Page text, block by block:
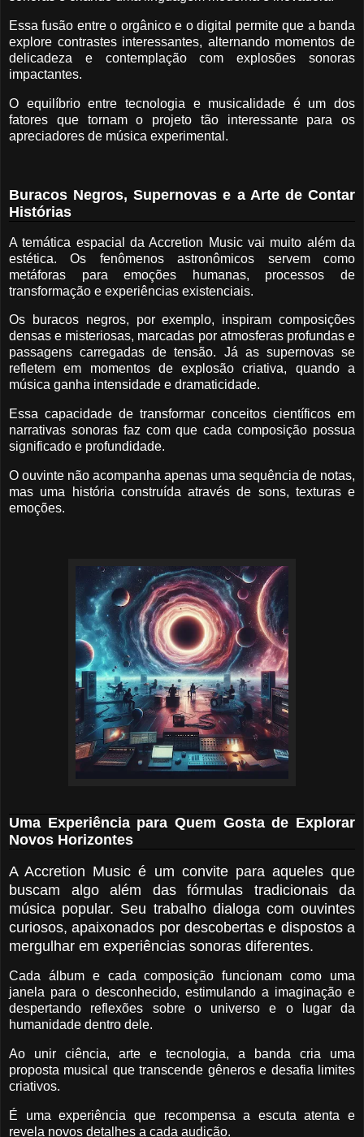
Essa fusão entre o orgânico e o digital permite que a banda
explore contrastes interessantes, alternando momentos de
delicadeza e contemplação com explosões sonoras
impactantes.
O equilíbrio entre tecnologia e musicalidade é um dos
fatores que tornam o projeto tão interessante para os
apreciadores de música experimental.
Buracos Negros, Supernovas e a Arte de Contar
Histórias
A temática espacial da Accretion Music vai muito além da
estética. Os fenômenos astronômicos servem como
metáforas para emoções humanas, processos de
transformação e experiências existenciais.
Os buracos negros, por exemplo, inspiram composições
densas e misteriosas, marcadas por atmosferas profundas e
passagens carregadas de tensão. Já as supernovas se
refletem em momentos de explosão criativa, quando a
música ganha intensidade e dramaticidade.
Essa capacidade de transformar conceitos científicos em
narrativas sonoras faz com que cada composição possua
significado e profundidade.
O ouvinte não acompanha apenas uma sequência de notas,
mas uma história construída através de sons, texturas e
emoções.
Uma Experiência para Quem Gosta de Explorar
Novos Horizontes
A Accretion Music é um convite para aqueles que
buscam algo além das fórmulas tradicionais da
música popular. Seu trabalho dialoga com ouvintes
curiosos, apaixonados por descobertas e dispostos a
mergulhar em experiências sonoras diferentes.
Cada álbum e cada composição funcionam como uma
janela para o desconhecido, estimulando a imaginação e
despertando reflexões sobre o universo e o lugar da
humanidade dentro dele.
Ao unir ciência, arte e tecnologia, a banda cria uma
proposta musical que transcende gêneros e desafia limites
criativos.
É uma experiência que recompensa a escuta atenta e
revela novos detalhes a cada audição.